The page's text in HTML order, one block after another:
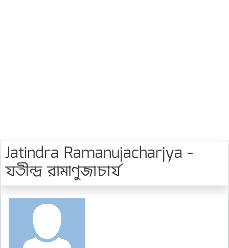
Jatindra Ramanujacharjya -
যতীন্দ্র রামাণুজাচার্য